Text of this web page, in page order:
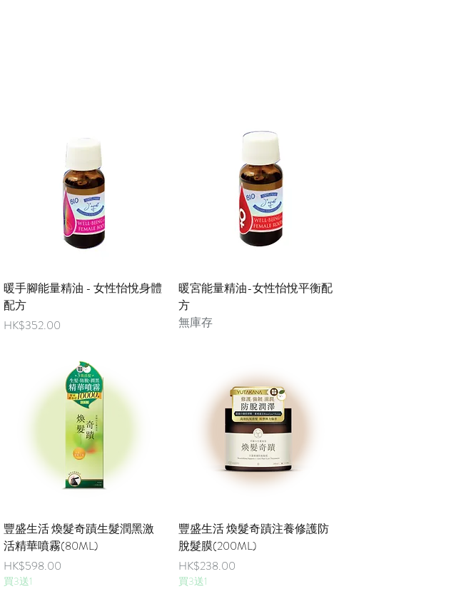
快速瀏覽
暖手腳能量精油 - 女性怡悅身體
配方
價格
HK$352.00
快速瀏覽
暖宮能量精油-女性怡悅平衡配
方
無庫存
快速瀏覽
豐盛生活 煥髮奇蹟生髮潤黑激
活精華噴霧(80ML)
價格
HK$598.00
買3送1
快速瀏覽
豐盛生活 煥髮奇蹟注養修護防
脫髮膜(200ML)
價格
HK$238.00
買3送1